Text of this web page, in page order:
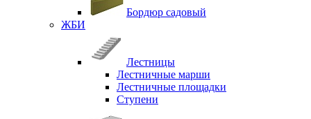
Бордюр садовый
ЖБИ
Лестницы
Лестничные марши
Лестничные площадки
Ступени